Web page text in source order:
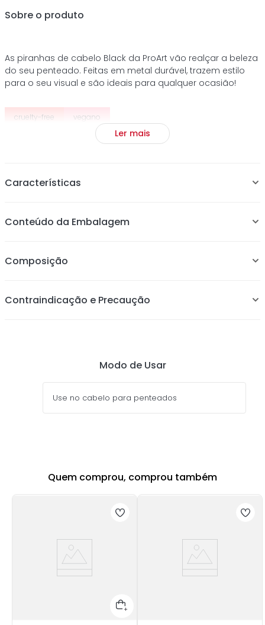
Sobre o produto
As piranhas de cabelo Black da ProArt vão realçar a beleza
do seu penteado. Feitas em metal durável, trazem estilo
para o seu visual e são ideais para qualquer ocasião!
cruelty-free vegano
Ler mais
Características
Para todos os tipos de cabelo e perfeito para
embolar.
Conteúdo da Embalagem
Composição
Contraindicação e Precaução
Modo de Usar
Use no cabelo para penteados
Quem comprou, comprou também